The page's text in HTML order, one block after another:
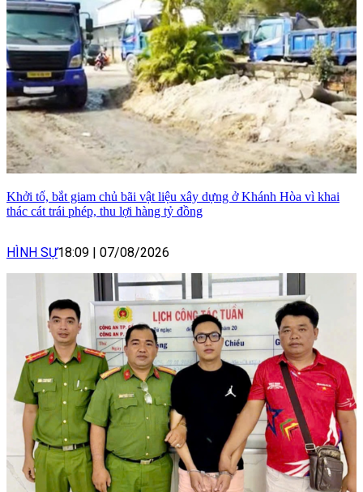
Khởi tố, bắt giam chủ bãi vật liệu xây dựng ở Khánh Hòa vì khai
thác cát trái phép, thu lợi hàng tỷ đồng
HÌNH SỰ18:09 | 07/08/2026